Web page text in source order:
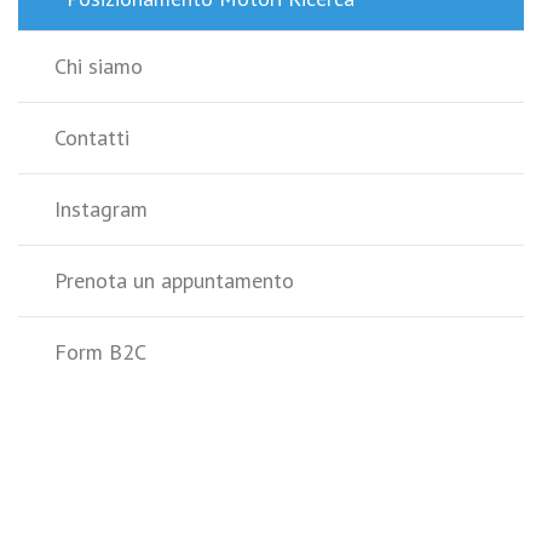
Chi siamo
Contatti
Instagram
Prenota un appuntamento
Form B2C